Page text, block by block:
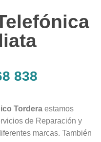
838
Tordera estamos
de Reparación y
marcas. También